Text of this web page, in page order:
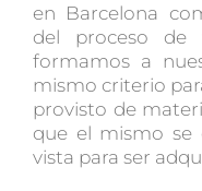
en Barcelona
del proceso de
formamos a
mismo criterio
provisto de
que el mismo se
vista para ser